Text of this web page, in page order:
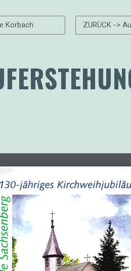
Korbach ZURÜCK ->